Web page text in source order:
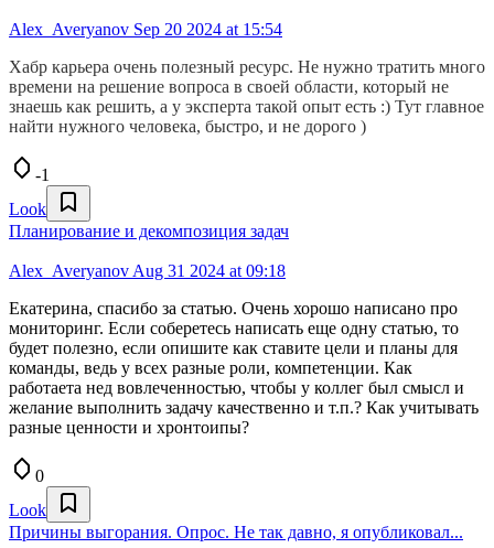
Alex_Averyanov Sep 20 2024 at 15:54
Хабр карьера очень полезный ресурс. Не нужно тратить много
времени на решение вопроса в своей области, который не
знаешь как решить, а у эксперта такой опыт есть :) Тут главное
найти нужного человека, быстро, и не дорого )
-1
Look
Планирование и декомпозиция задач
Alex_Averyanov Aug 31 2024 at 09:18
Екатерина, спасибо за статью. Очень хорошо написано про
мониторинг. Если соберетесь написать еще одну статью, то
будет полезно, если опишите как ставите цели и планы для
команды, ведь у всех разные роли, компетенции. Как
работаета нед вовлеченностью, чтобы у коллег был смысл и
желание выполнить задачу качественно и т.п.? Как учитывать
разные ценности и хронтоипы?
0
Look
Причины выгорания. Опрос. Не так давно, я опубликовал...